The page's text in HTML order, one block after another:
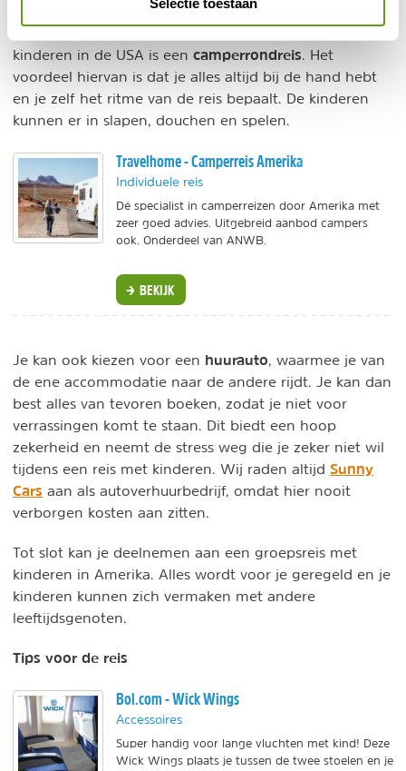
Selectie toestaan
kinderen in de USA is een camperrondreis . Het
voordeel hiervan is dat je alles altijd bij de hand hebt
en je zelf het ritme van de reis bepaalt. De kinderen
kunnen er in slapen, douchen en spelen.
Travelhome - Camperreis Amerika
Individuele reis
Dé specialist in camperreizen door Amerika met
zeer goed advies. Uitgebreid aanbod campers
ook. Onderdeel van ANWB.
BEKIJK
Je kan ook kiezen voor een huurauto, waarmee je van
de ene accommodatie naar de andere rijdt. Je kan dan
best alles van tevoren boeken, zodat je niet voor
verrassingen komt te staan. Dit biedt een hoop
zekerheid en neemt de stress weg die je zeker niet wil
tijdens een reis met kinderen. Wij raden altijd Sunny
Cars aan als autoverhuurbedrijf, omdat hier nooit
verborgen kosten aan zitten.
Tot slot kan je deelnemen aan een groepsreis met
kinderen in Amerika. Alles wordt voor je geregeld en je
kinderen kunnen zich vermaken met andere
leeftijdsgenoten.
Tips voor de reis
Bol.com - Wick Wings
Accessoires
Super handig voor lange vluchten met kind! Deze
Wick Wings plaats je tussen de twee stoelen en je